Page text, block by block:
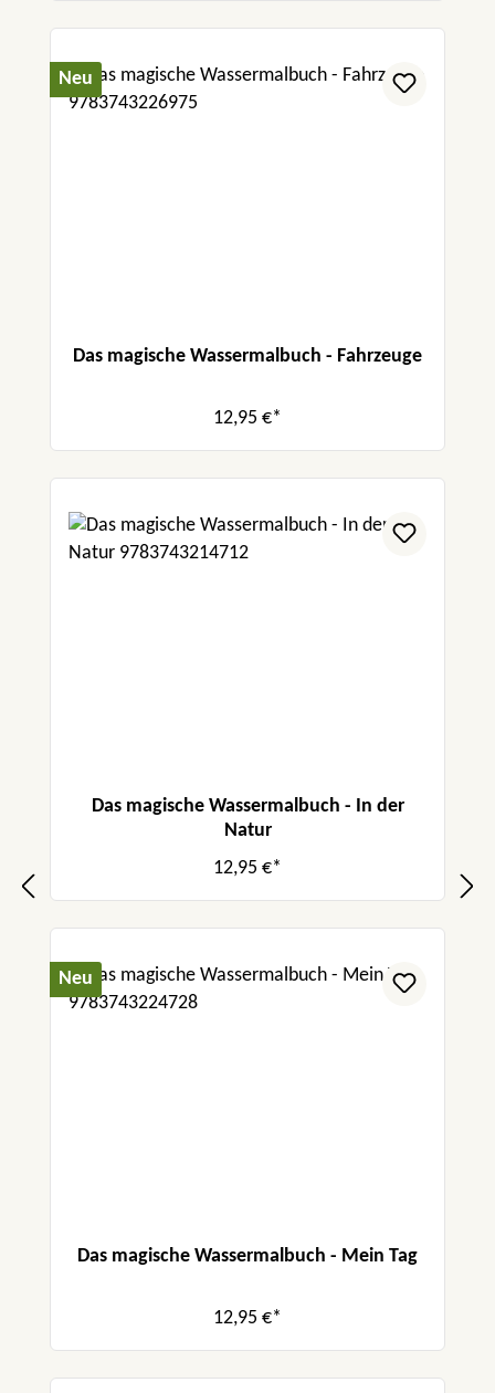
Neu
Das magische Wassermalbuch - Fahrzeuge
12,95 €*
Das magische Wassermalbuch - In der
Natur
12,95 €*
Neu
Das magische Wassermalbuch - Mein Tag
12,95 €*